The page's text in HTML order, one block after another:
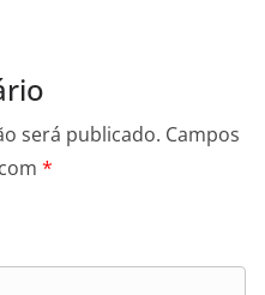
será publicado. Campos
*